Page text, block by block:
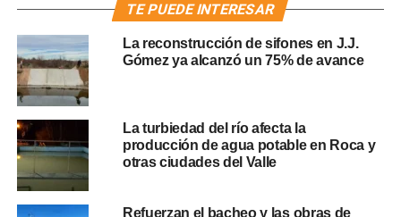
TE PUEDE INTERESAR
La reconstrucción de sifones en J.J.
Gómez ya alcanzó un 75% de avance
La turbiedad del río afecta la
producción de agua potable en Roca y
otras ciudades del Valle
Refuerzan el bacheo y las obras de